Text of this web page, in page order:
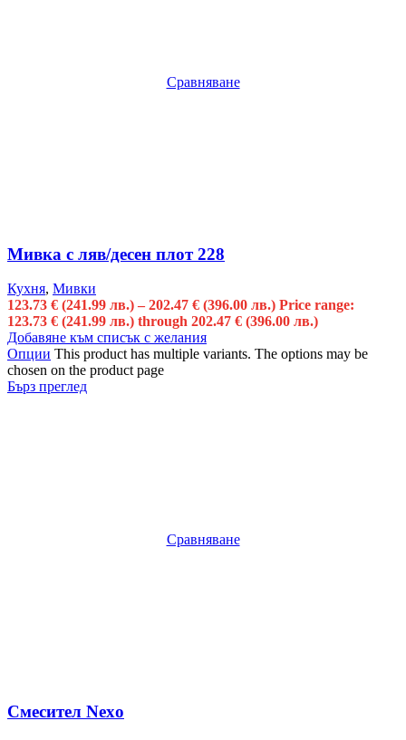
Сравняване
Мивка с ляв/десен плот 228
Кухня, Мивки
123.73 € (241.99 лв.) – 202.47 € (396.00 лв.) Price range:
123.73 € (241.99 лв.) through 202.47 € (396.00 лв.)
Добавяне към списък с желания
Опции This product has multiple variants. The options may be
chosen on the product page
Бърз преглед
Сравняване
Смесител Nexo